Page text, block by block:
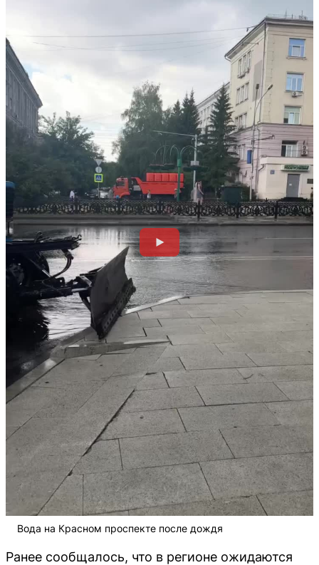
Вода на Красном проспекте после дождя
Ранее сообщалось, что в регионе ожидаются